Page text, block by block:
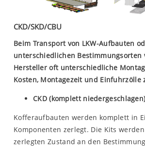
CKD/SKD/CBU
Beim Transport von LKW-Aufbauten
unterschiedlichen Bestimmungsorten
Hersteller oft unterschiedliche
Kosten, Montagezeit und Einfuhrzölle
CKD (komplett niedergeschlagen)
Kofferaufbauten werden komplett in
Komponenten zerlegt. Die Kits
zerlegten Zustand an den